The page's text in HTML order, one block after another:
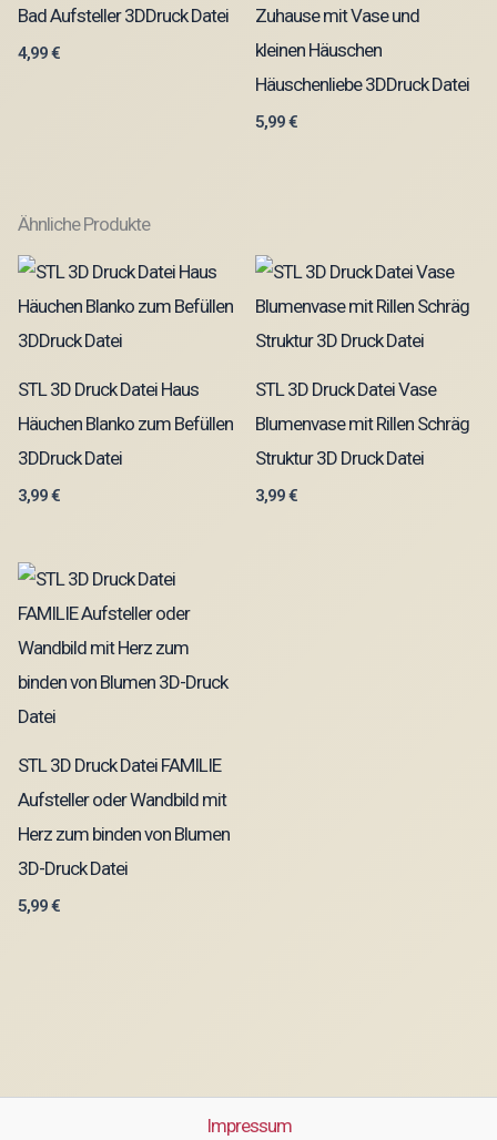
Bad Aufsteller 3DDruck Datei
4,99€
Zuhause mit Vase und
kleinen Häuschen
Häuschenliebe 3DDruck Datei
5,99€
Ähnliche Produkte
STL 3D Druck Datei Haus
Häuchen Blanko zum Befüllen
3DDruck Datei
3,99€
STL 3D Druck Datei Vase
Blumenvase mit Rillen Schräg
Struktur 3D Druck Datei
3,99€
STL 3D Druck Datei FAMILIE
Aufsteller oder Wandbild mit
Herz zum binden von Blumen
3D-Druck Datei
5,99€
Impressum